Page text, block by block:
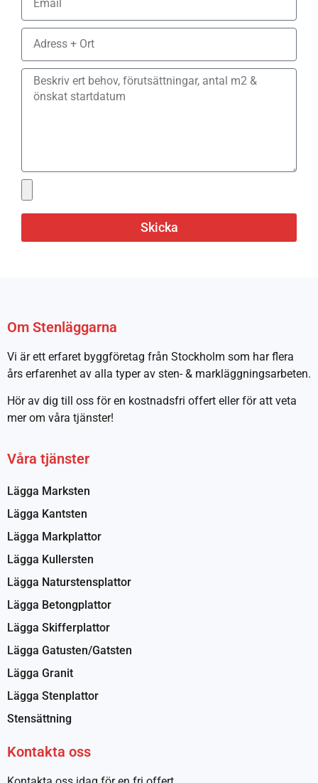
Skicka
Om Stenläggarna
Vi är ett erfaret byggföretag från Stockholm som har flera
års erfarenhet av alla typer av sten- & markläggningsarbeten.
Hör av dig till oss för en kostnadsfri offert eller för att veta
mer om våra tjänster!
Våra tjänster
Lägga Marksten
Lägga Kantsten
Lägga Markplattor
Lägga Kullersten
Lägga Naturstensplattor
Lägga Betongplattor
Lägga Skifferplattor
Lägga Gatusten/Gatsten
Lägga Granit
Lägga Stenplattor
Stensättning
Kontakta oss